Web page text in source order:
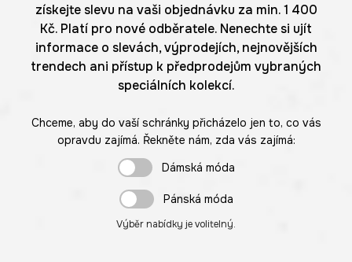
získejte slevu na vaši objednávku za min. 1 400
Kč. Platí pro nové odběratele. Nenechte si ujít
informace o slevách, výprodejích, nejnovějších
trendech ani přístup k předprodejům vybraných
speciálních kolekcí.
Chceme, aby do vaší schránky přicházelo jen to, co vás
opravdu zajímá. Řekněte nám, zda vás zajímá:
Dámská móda
Pánská móda
Výběr nabídky je volitelný.